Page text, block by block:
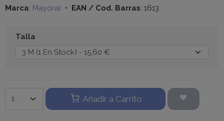
Marca: Mayoral • EAN / Cod. Barras: 1613
Talla
Añadir a Carrito